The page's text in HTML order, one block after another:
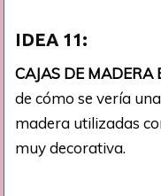
IDEA 11:
CAJAS DE MADERA
de cómo se vería
madera utilizadas
muy decorativa.